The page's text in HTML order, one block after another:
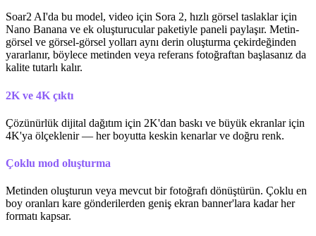
Soar2 AI'da bu model, video için Sora 2, hızlı görsel taslaklar için
Nano Banana ve ek oluşturucular paketiyle paneli paylaşır. Metin-
görsel ve görsel-görsel yolları aynı derin oluşturma çekirdeğinden
yararlanır, böylece metinden veya referans fotoğraftan başlasanız da
kalite tutarlı kalır.
2K ve 4K çıktı
Çözünürlük dijital dağıtım için 2K'dan baskı ve büyük ekranlar için
4K'ya ölçeklenir — her boyutta keskin kenarlar ve doğru renk.
Çoklu mod oluşturma
Metinden oluşturun veya mevcut bir fotoğrafı dönüştürün. Çoklu en
boy oranları kare gönderilerden geniş ekran banner'lara kadar her
formatı kapsar.